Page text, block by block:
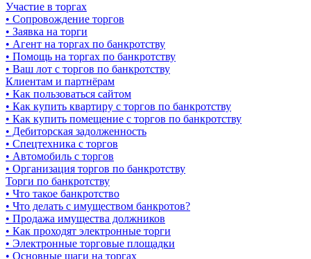
Участие в торгах
• Сопровождение торгов
• Заявка на торги
• Агент на торгах по банкротству
• Помощь на торгах по банкротству
• Ваш лот с торгов по банкротству
Клиентам и партнёрам
• Как пользоваться сайтом
• Как купить квартиру с торгов по банкротству
• Как купить помещение с торгов по банкротству
• Дебиторская задолженность
• Спецтехника с торгов
• Автомобиль с торгов
• Организация торгов по банкротству
Торги по банкротству
• Что такое банкротство
• Что делать с имуществом банкротов?
• Продажа имущества должников
• Как проходят электронные торги
• Электронные торговые площадки
• Основные шаги на торгах